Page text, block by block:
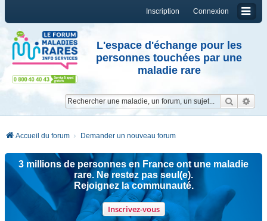
Connexion
Inscription
L'espace d'échange pour les
personnes touchées par une
maladie rare
Accueil du forum Demander un nouveau forum
3 millions de personnes en France ont une maladie
rare. Ne restez pas seul(e).
Rejoignez la communauté.
Inscrivez-vous